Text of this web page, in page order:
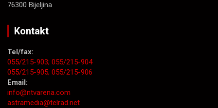
76300 Bijeljina
Kontakt
Tel/fax:
055/215-903; 055/215-904
055/215-905; 055/215-906
Email:
info@ntvarena.com
astramedia@telrad.net